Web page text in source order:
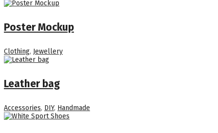
Poster Mockup
Clothing, Jewellery
Leather bag
Accessories, DIY, Handmade